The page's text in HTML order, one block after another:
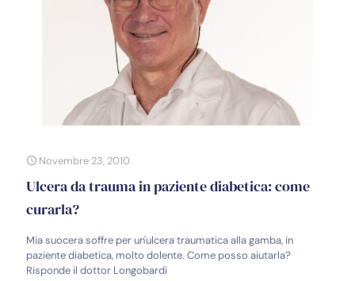
Novembre 23, 2010
Ulcera da trauma in paziente diabetica: come
curarla?
Mia suocera soffre per un'ulcera traumatica alla gamba, in
paziente diabetica, molto dolente. Come posso aiutarla?
Risponde il dottor Longobardi